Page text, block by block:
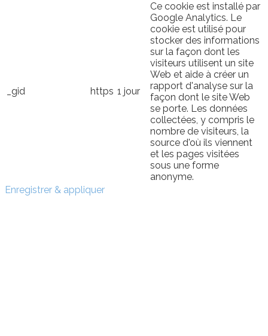
_gid https 1 jour
Ce cookie est installé par
Google Analytics. Le
cookie est utilisé pour
stocker des informations
sur la façon dont les
visiteurs utilisent un site
Web et aide à créer un
rapport d'analyse sur la
façon dont le site Web
se porte. Les données
collectées, y compris le
nombre de visiteurs, la
source d'où ils viennent
et les pages visitées
sous une forme
anonyme.
Enregistrer & appliquer